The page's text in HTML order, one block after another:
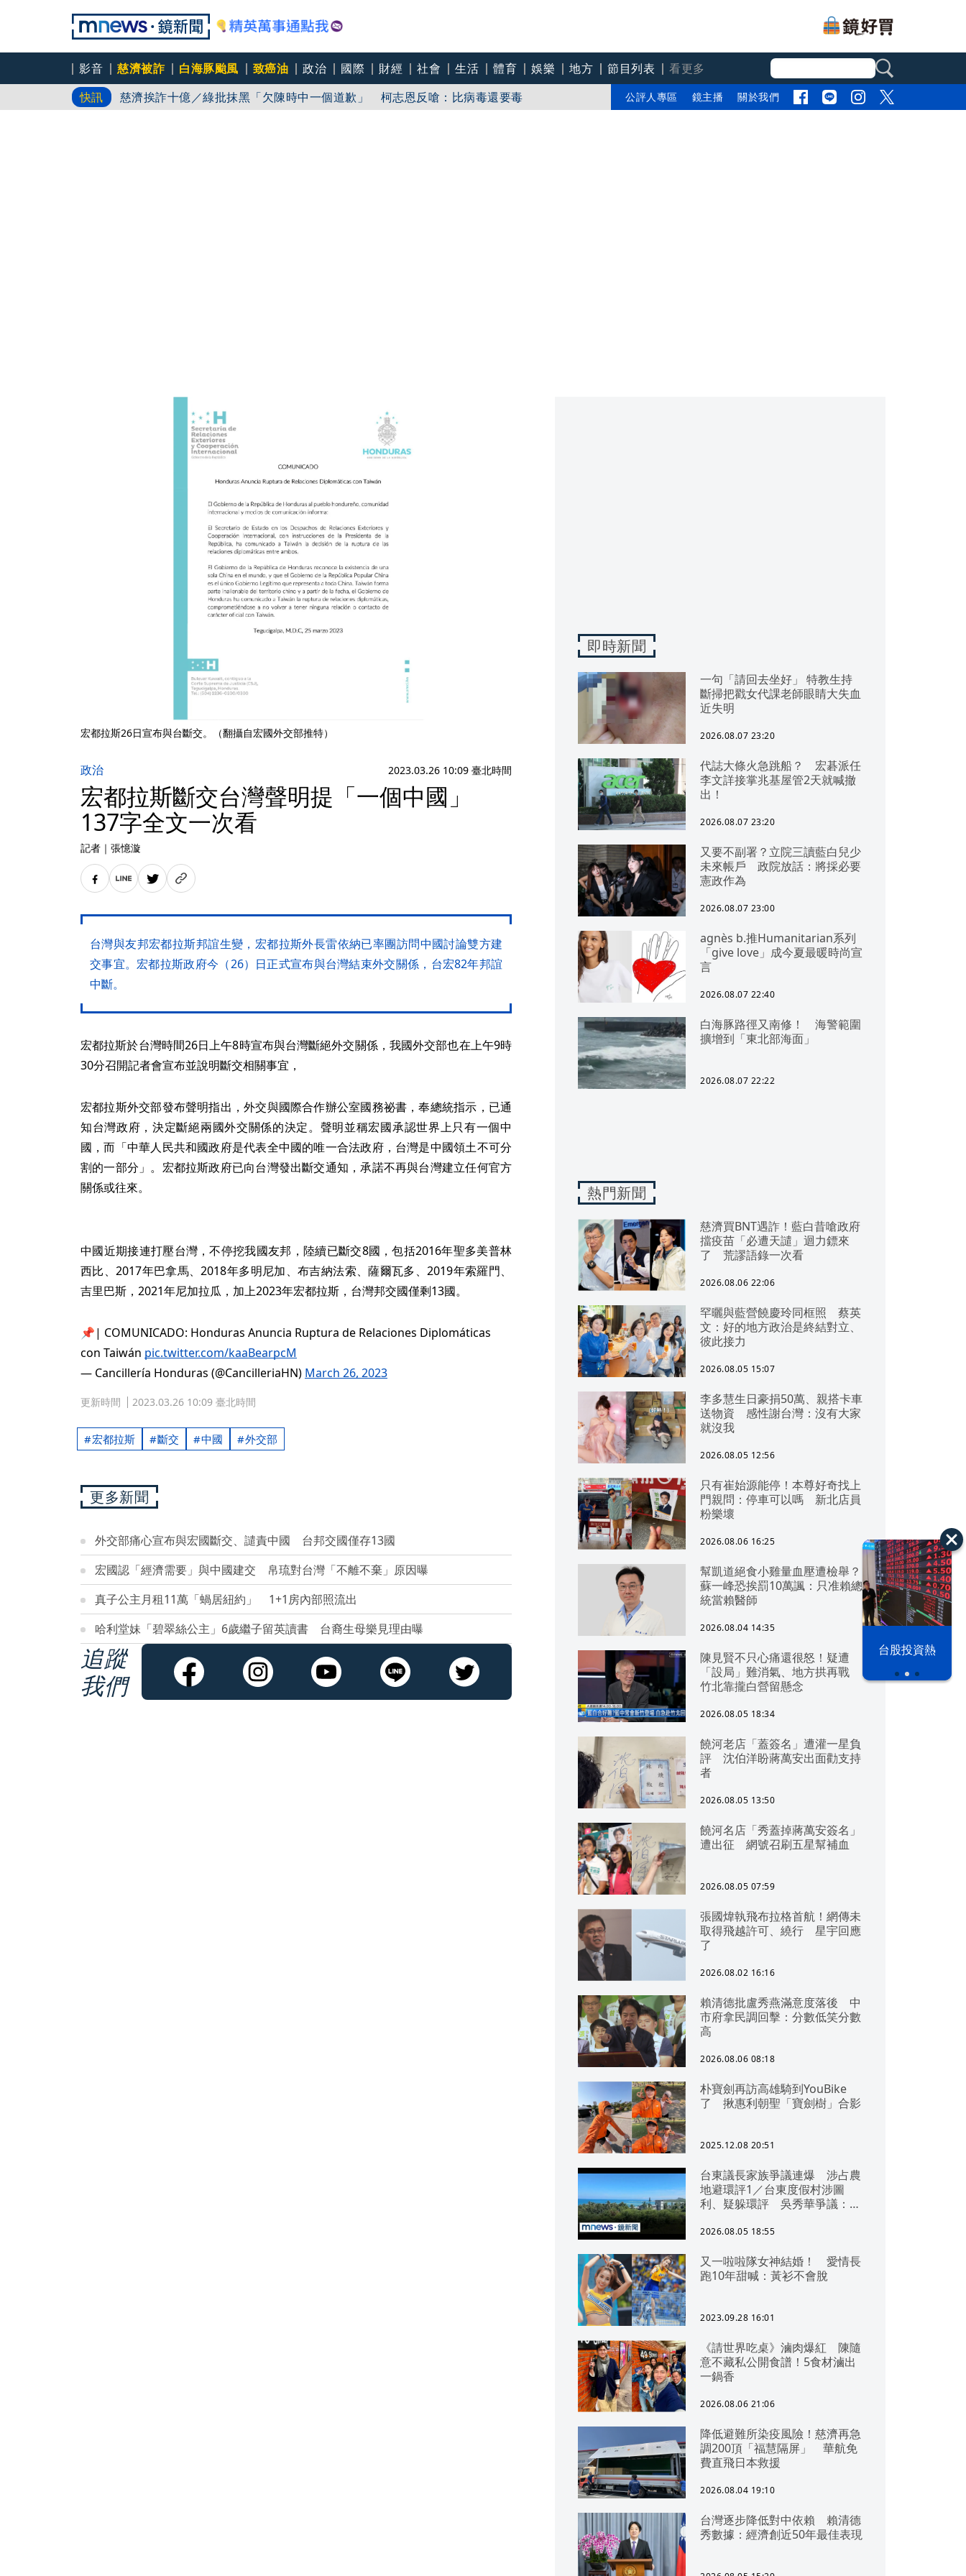
影音 慈濟被詐 白海豚颱風 致癌油 政治 國際 財經 社會 生活 體育 娛樂 地方 節目列表
看更多
快訊
白海豚路徑又南修！ 海警範圍擴增到「東北部海面」
慈濟挨詐十億／綠批抹黑「欠陳時中一個道歉」 柯志恩反嗆：比病毒還要毒
公評人專區 鏡主播 關於我們
漢光42演習 台股投資熱
宏都拉斯26日宣布與台斷交。（翻攝自宏國外交部推特）
政治 2023.03.26 10:09 臺北時間
宏都拉斯斷交台灣聲明提「一個中國」
137字全文一次看
記者 ｜ 張憶漩
台灣與友邦宏都拉斯邦誼生變，宏都拉斯外長雷依納已率團訪問中國討論雙方建
交事宜。宏都拉斯政府今（26）日正式宣布與台灣結束外交關係，台宏82年邦誼
中斷。
宏都拉斯於台灣時間26日上午8時宣布與台灣斷絕外交關係，我國外交部也在上午9時
30分召開記者會宣布並說明斷交相關事宜，
宏都拉斯外交部發布聲明指出，外交與國際合作辦公室國務祕書，奉總統指示，已通
知台灣政府，決定斷絕兩國外交關係的決定。聲明並稱宏國承認世界上只有一個中
國，而「中華人民共和國政府是代表全中國的唯一合法政府，台灣是中國領土不可分
割的一部分」。宏都拉斯政府已向台灣發出斷交通知，承諾不再與台灣建立任何官方
關係或往來。
中國近期接連打壓台灣，不停挖我國友邦，陸續已斷交8國，包括2016年聖多美普林
西比、2017年巴拿馬、2018年多明尼加、布吉納法索、薩爾瓦多、2019年索羅門、
吉里巴斯，2021年尼加拉瓜，加上2023年宏都拉斯，台灣邦交國僅剩13國。
📌| COMUNICADO: Honduras Anuncia Ruptura de Relaciones Diplomáticas
con Taiwán pic.twitter.com/kaaBearpcM
— Cancillería Honduras (@CancilleriaHN) March 26, 2023
更新時間 2023.03.26 10:09 臺北時間
宏都拉斯 斷交 中國 外交部
更多新聞
外交部痛心宣布與宏國斷交、譴責中國 台邦交國僅存13國
宏國認「經濟需要」與中國建交 帛琉對台灣「不離不棄」原因曝
真子公主月租11萬「蝸居紐約」 1+1房內部照流出
哈利堂妹「碧翠絲公主」6歲繼子留英讀書 台裔生母樂見理由曝
追蹤
我們
即時新聞
一句「請回去坐好」 特教生持
斷掃把戳女代課老師眼睛大失血
近失明
2026.08.07 23:20
代誌大條火急跳船？ 宏碁派任
李文詳接掌兆基屋管2天就喊撤
出！
2026.08.07 23:20
又要不副署？立院三讀藍白兒少
未來帳戶 政院放話：將採必要
憲政作為
2026.08.07 23:00
agnès b.推Humanitarian系列
「give love」成今夏最暖時尚宣
言
2026.08.07 22:40
白海豚路徑又南修！ 海警範圍
擴增到「東北部海面」
2026.08.07 22:22
熱門新聞
慈濟買BNT遇詐！藍白昔嗆政府
擋疫苗「必遭天譴」迴力鏢來
了 荒謬語錄一次看
2026.08.06 22:06
罕曬與藍營饒慶玲同框照 蔡英
文：好的地方政治是終結對立、
彼此接力
2026.08.05 15:07
李多慧生日豪捐50萬、親搭卡車
送物資 感性謝台灣：沒有大家
就沒我
2026.08.05 12:56
只有崔始源能停！本尊好奇找上
門親問：停車可以嗎 新北店員
粉樂壞
2026.08.06 16:25
幫凱道絕食小雞量血壓遭檢舉？
蘇一峰恐挨罰10萬諷：只准賴總
統當賴醫師
2026.08.04 14:35
陳見賢不只心痛還很怒！疑遭
「設局」難消氣、地方拱再戰
竹北靠攏白營留懸念
2026.08.05 18:34
饒河老店「蓋簽名」遭灌一星負
評 沈伯洋盼蔣萬安出面勸支持
者
2026.08.05 13:50
饒河名店「秀蓋掉蔣萬安簽名」
遭出征 網號召刷五星幫補血
2026.08.05 07:59
張國煒執飛布拉格首航！網傳未
取得飛越許可、繞行 星宇回應
了
2026.08.02 16:16
賴清德批盧秀燕滿意度落後 中
市府拿民調回擊：分數低笑分數
高
2026.08.06 08:18
朴寶劍再訪高雄騎到YouBike
了 揪惠利朝聖「寶劍樹」合影
2025.12.08 20:51
台東議長家族爭議連爆 涉占農
地避環評1／台東度假村涉圖
利、疑躲環評 吳秀華爭議：概
2026.08.05 18:55
又一啦啦隊女神結婚！ 愛情長
跑10年甜喊：黃衫不會脫
2023.09.28 16:01
《請世界吃桌》滷肉爆紅 陳隨
意不藏私公開食譜！5食材滷出
一鍋香
2026.08.06 21:06
降低避難所染疫風險！慈濟再急
調200頂「福慧隔屏」 華航免
費直飛日本救援
2026.08.04 19:10
台灣逐步降低對中依賴 賴清德
秀數據：經濟創近50年最佳表現